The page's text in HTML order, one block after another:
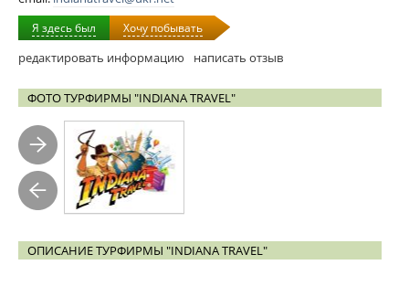
Я здесь был Хочу побывать
редактировать информацию написать отзыв
ФОТО ТУРФИРМЫ "INDIANA TRAVEL"
ОПИСАНИЕ ТУРФИРМЫ "INDIANA TRAVEL"